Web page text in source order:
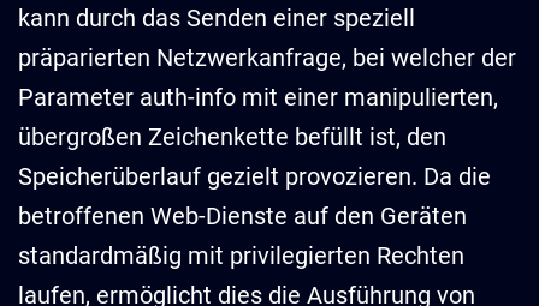
kann durch das Senden einer speziell
präparierten Netzwerkanfrage, bei welcher der
Parameter auth-info mit einer manipulierten,
übergroßen Zeichenkette befüllt ist, den
Speicherüberlauf gezielt provozieren. Da die
betroffenen Web-Dienste auf den Geräten
standardmäßig mit privilegierten Rechten
laufen, ermöglicht dies die Ausführung von